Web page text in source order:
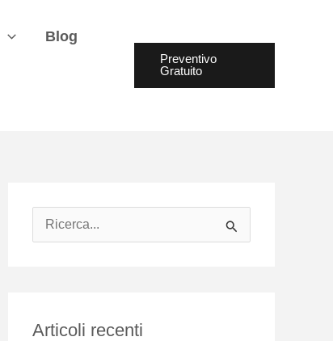
Blog
Preventivo
Gratuito
rArticoli recenti